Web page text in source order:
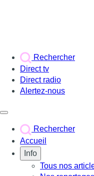
Rechercher
Direct tv
Direct radio
Alertez-nous
Rechercher
Accueil
Info
Tous nos